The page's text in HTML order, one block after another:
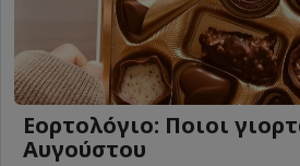
Εορτολόγιο: Ποιοι
Αυγούστου